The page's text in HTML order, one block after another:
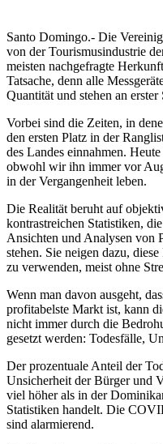
Santo Domingo.- Die
von der Tourismusindustrie
meisten nachgefragte
Tatsache, denn alle
Quantität und stehen an
Vorbei sind die Zeiten, in
den ersten Platz in der
des Landes einnahmen.
obwohl wir ihn immer vor
in der Vergangenheit leben.
Die Realität beruht auf
kontrastreichen Statistiken,
Ansichten und Analysen von
stehen. Sie neigen dazu,
zu verwenden, meist ohne
Wenn man davon ausgeht,
profitabelste Markt ist, kann
nicht immer durch die
gesetzt werden: Todesfälle,
Der prozentuale Anteil der
Unsicherheit der Bürger und
viel höher als in der
Statistiken handelt. Die
sind alarmierend.